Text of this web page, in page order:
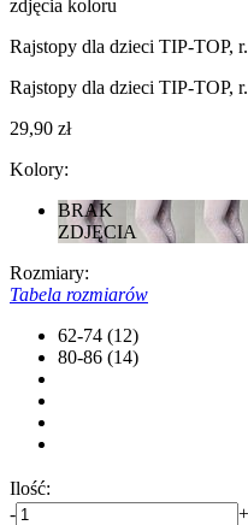
zdjęcia koloru
Rajstopy dla dzieci TIP-TOP,
Rajstopy dla dzieci TIP-TOP,
29,90 zł
Kolory:
BRAK
ZDJĘCIA
Rozmiary:
Tabela rozmiarów
62-74 (12)
80-86 (14)
Ilość:
-
+